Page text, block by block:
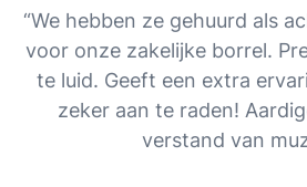
“We hebben ze gehuurd als
voor onze zakelijke borrel.
te luid. Geeft een extra
zeker aan te raden!
verstand van